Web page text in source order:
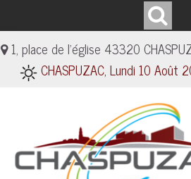
1, place de l'église 43320
CHASPUZAC, Lundi 10 Août